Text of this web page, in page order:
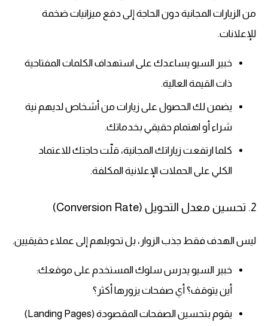
من الزيارات المجانية دون الحاجة إلى دفع ميزانيات ضخمة
للإعلانات.
خبير السيو يساعدك على استهداف الكلمات المفتاحية
ذات القيمة العالية.
يضمن لك الحصول على زيارات من أشخاص لديهم نية
شراء أو اهتمام حقيقي بخدماتك.
كلما ارتفعت زياراتك المجانية، قلّت حاجتك للاعتماد
الكلي على الحملات الإعلانية المكلفة.
2. تحسين معدل التحويل (Conversion Rate)
ليس الهدف فقط جذب الزوار، بل تحويلهم إلى عملاء حقيقيين.
خبير السيو يدرس سلوك المستخدم على موقعك:
أين يتوقف؟ أي صفحات يزورها أكثر؟
يقوم بتحسين الصفحات المقصودة (Landing Pages)